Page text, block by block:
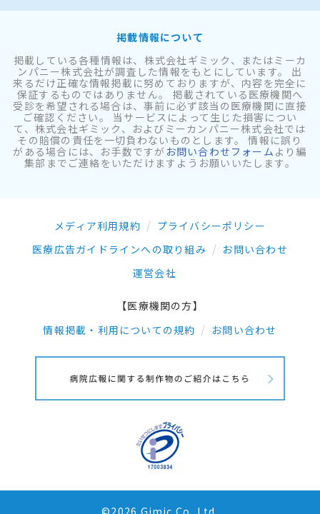
掲載情報について
掲載している各種情報は、株式会社ギミック、またはミーカ
ンパニー株式会社が調査した情報をもとにしています。 出
来るだけ正確な情報掲載に努めておりますが、内容を完全に
保証するものではありません。 掲載されている医療機関へ
受診を希望される場合は、事前に必ず該当の医療機関に直接
ご確認ください。 当サービスによって生じた損害につい
て、株式会社ギミック、およびミーカンパニー株式会社では
その賠償の責任を一切負わないものとします。 情報に誤り
がある場合には、お手数ですが お問い合わせフォーム より編
集部までご連絡をいただけますようお願いいたします。
メディア利用規約
プライバシーポリシー
医療広告ガイドラインへの取り組み
お問い合わせ
運営会社
【医療機関の方】
情報掲載・利用についての規約
お問い合わせ